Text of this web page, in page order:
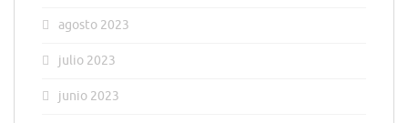
agosto 2023
julio 2023
junio 2023